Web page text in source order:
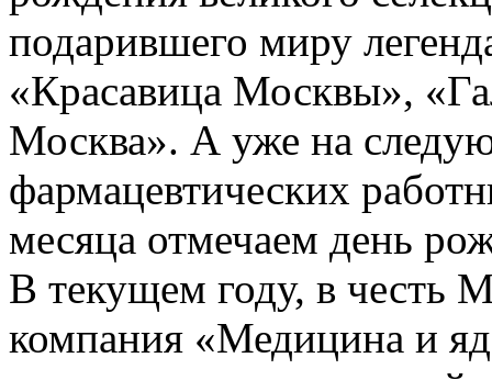
подарившего миру
«Красавица Москвы»,
Москва». А уже на
фармацевтических
месяца отмечаем день
В текущем году, в честь
компания «Медицина и